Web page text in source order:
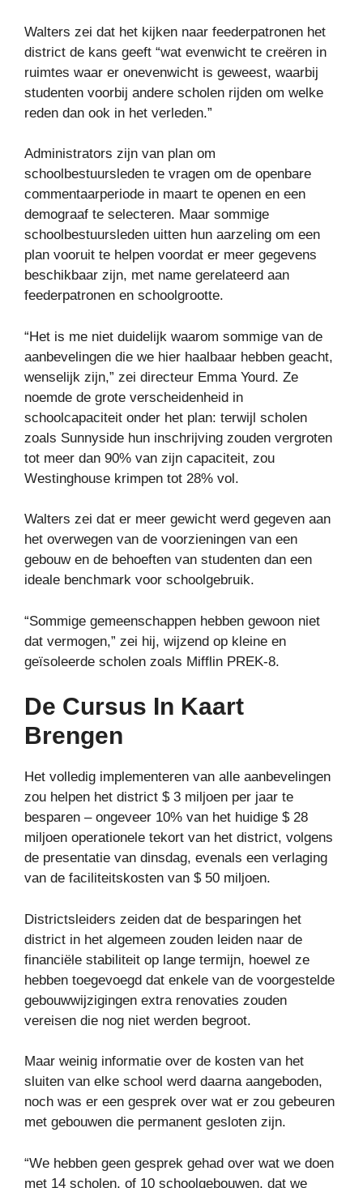
Walters zei dat het kijken naar feederpatronen het
district de kans geeft “wat evenwicht te creëren in
ruimtes waar er onevenwicht is geweest, waarbij
studenten voorbij andere scholen rijden om welke
reden dan ook in het verleden.”
Administrators zijn van plan om
schoolbestuursleden te vragen om de openbare
commentaarperiode in maart te openen en een
demograaf te selecteren. Maar sommige
schoolbestuursleden uitten hun aarzeling om een ​​
plan vooruit te helpen voordat er meer gegevens
beschikbaar zijn, met name gerelateerd aan
feederpatronen en schoolgrootte.
“Het is me niet duidelijk waarom sommige van de
aanbevelingen die we hier haalbaar hebben geacht,
wenselijk zijn,” zei directeur Emma Yourd. Ze
noemde de grote verscheidenheid in
schoolcapaciteit onder het plan: terwijl scholen
zoals Sunnyside hun inschrijving zouden vergroten
tot meer dan 90% van zijn capaciteit, zou
Westinghouse krimpen tot 28% vol.
Walters zei dat er meer gewicht werd gegeven aan
het overwegen van de voorzieningen van een
gebouw en de behoeften van studenten dan een
ideale benchmark voor schoolgebruik.
“Sommige gemeenschappen hebben gewoon niet
dat vermogen,” zei hij, wijzend op kleine en
geïsoleerde scholen zoals Mifflin PREK-8.
De Cursus In Kaart
Brengen
Het volledig implementeren van alle aanbevelingen
zou helpen het district $ 3 miljoen per jaar te
besparen – ongeveer 10% van het huidige $ 28
miljoen operationele tekort van het district, volgens
de presentatie van dinsdag, evenals een verlaging
van de faciliteitskosten van $ 50 miljoen.
Districtsleiders zeiden dat de besparingen het
district in het algemeen zouden leiden naar de
financiële stabiliteit op lange termijn, hoewel ze
hebben toegevoegd dat enkele van de voorgestelde
gebouwwijzigingen extra renovaties zouden
vereisen die nog niet werden begroot.
Maar weinig informatie over de kosten van het
sluiten van elke school werd daarna aangeboden,
noch was er een gesprek over wat er zou gebeuren
met gebouwen die permanent gesloten zijn.
“We hebben geen gesprek gehad over wat we doen
met 14 scholen, of 10 schoolgebouwen, dat we